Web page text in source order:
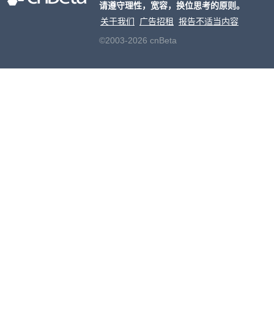
请遵守理性，宽容，换位思考的原则。
关于我们
广告招租
报告不适当内容
©2003-2026 cnBeta